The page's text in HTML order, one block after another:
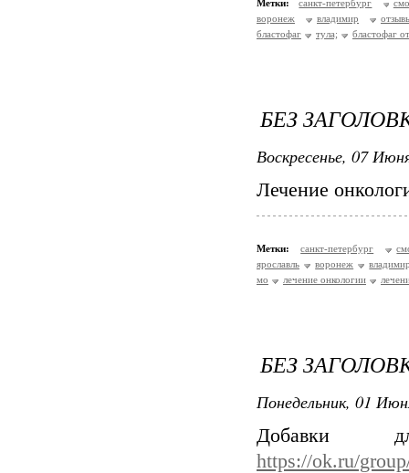
Метки: санкт-петербург
воронеж
владимир
бластофаг
тула; бластофаг
БЕЗ
Воскресенье, 07
Лечение
Метки: санкт-петербург
ярославль
воронеж
мо
лечение онкологии
БЕЗ
Понедельник, 01
Добавки
https://ok.ru/